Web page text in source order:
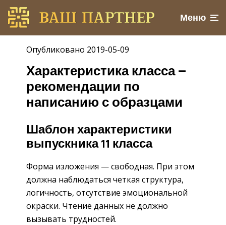
Меню
Опубликовано 2019-05-09
Характеристика класса —
рекомендации по
написанию с образцами
Шаблон характеристики
выпускника 11 класса
Форма изложения — свободная. При этом
должна наблюдаться четкая структура,
логичность, отсутствие эмоциональной
окраски. Чтение данных не должно
вызывать трудностей.